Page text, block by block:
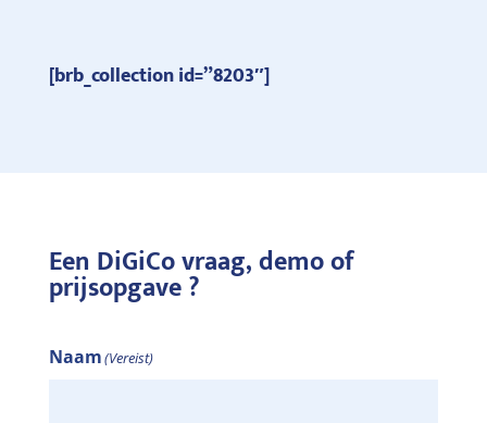
[brb_collection id=”8203″]
Een DiGiCo vraag, demo of
prijsopgave ?
Naam(Vereist)